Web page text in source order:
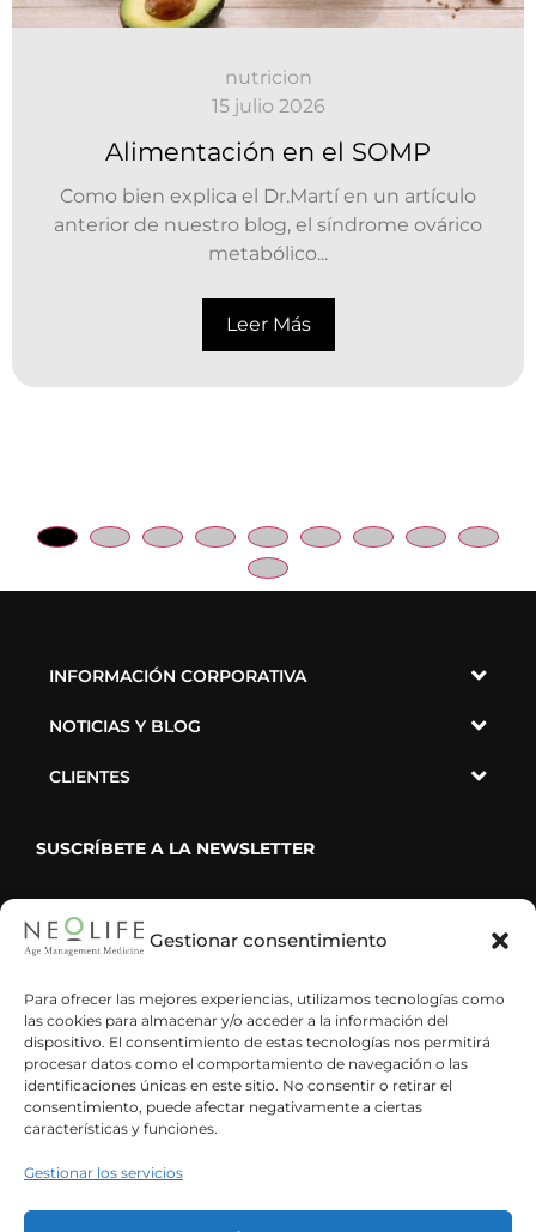
Gestionar consentimiento
Para ofrecer las mejores experiencias, utilizamos tecnologías como
las cookies para almacenar y/o acceder a la información del
dispositivo. El consentimiento de estas tecnologías nos permitirá
procesar datos como el comportamiento de navegación o las
identificaciones únicas en este sitio. No consentir o retirar el
consentimiento, puede afectar negativamente a ciertas
características y funciones.
Gestionar los servicios
nutricion
15 julio 2026
Alimentación en el SOMP
Como bien explica el Dr.Martí en un artículo
anterior de nuestro blog, el síndrome ovárico
metabólico...
Leer Más
INFORMACIÓN CORPORATIVA
NOTICIAS Y BLOG
CLIENTES
SUSCRÍBETE A LA NEWSLETTER